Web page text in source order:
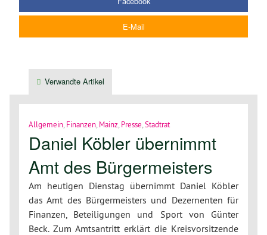
E-Mail
Verwandte Artikel
Allgemein Finanzen Mainz Presse Stadtrat
Daniel Köbler übernimmt
Amt des Bürgermeisters
Am heutigen Dienstag übernimmt Daniel Köbler
das Amt des Bürgermeisters und Dezernenten für
Finanzen, Beteiligungen und Sport von Günter
Beck. Zum Amtsantritt erklärt die Kreisvorsitzende